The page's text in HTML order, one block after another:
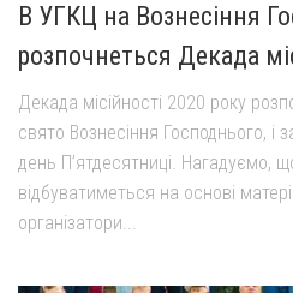
В УГКЦ на Вознесіння
розпочнеться Декада
Декада місійності 2020 року
свято Вознесіння Господнього, і
день П’ятдесятниці. Нагадуємо,
відбуватиметься на основі
організатори...